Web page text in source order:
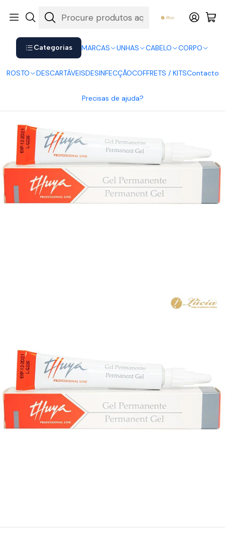
Categorias MARCAS UNHAS CABELO CORPO
ROSTO DESCARTÁVEISDESINFECÇÃOCOFFRETS / KITSContacto
Precisas de ajuda?
Shop now. Pay later with Klarna.